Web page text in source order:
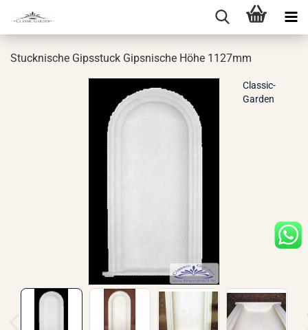
Stuck­ni­sche Gips­stuck Gips­ni­sche Höhe 1127mm
Classic-
Garden